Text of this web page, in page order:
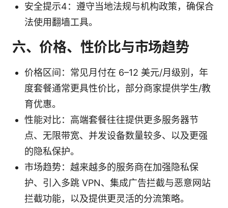
安全提示4：遵守当地法规与机构政策，确保合
法使用翻墙工具。
六、价格、性价比与市场趋势
价格区间：常见月付在 6–12 美元/月级别，年
度套餐通常更具性价比，部分商家提供学生/教
育优惠。
性能对比：高端套餐往往提供更多服务器节
点、无限带宽、并发设备数量较多、以及更强
的隐私保护。
市场趋势：越来越多的服务商在加强隐私保
护、引入多跳 VPN、集成广告拦截与恶意网站
拦截功能，以及提供更灵活的分流策略。